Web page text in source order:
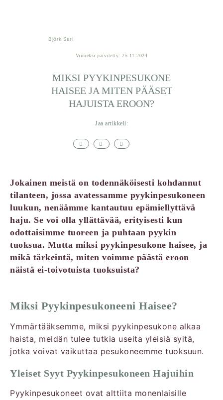
Björk Sari
Viimeksi päivitetty: 25.11.2024
MIKSI PYYKINPESUKONE
HAISEE JA MITEN PÄÄSET
HAJUISTA EROON?
Jaa artikkeli:
Jokainen meistä on todennäköisesti kohdannut
tilanteen, jossa avatessamme pyykinpesukoneen
luukun, nenäämme kantautuu epämiellyttävä
haju. Se voi olla yllättävää, erityisesti kun
odottaisimme tuoreen ja puhtaan pyykin
tuoksua. Mutta miksi pyykinpesukone haisee, ja
mikä tärkeintä, miten voimme päästä eroon
näistä ei-toivotuista tuoksuista?
Miksi Pyykinpesukoneeni Haisee?
Ymmärtääksemme, miksi pyykinpesukone alkaa
haista, meidän tulee tutkia useita yleisiä syitä,
jotka voivat vaikuttaa pesukoneemme tuoksuun.
Yleiset Syyt Pyykinpesukoneen Hajuihin
Pyykinpesukoneet ovat alttiita monenlaisille